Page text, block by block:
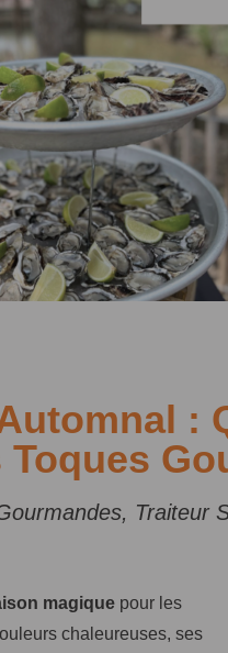
:
Toques
Traiteur
magique pour les
chaleureuses, ses